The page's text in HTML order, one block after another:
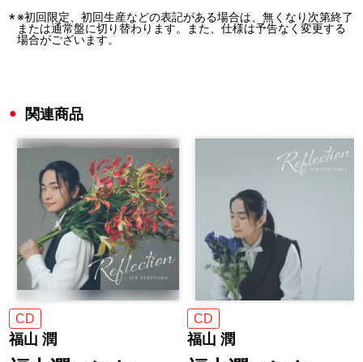
※初回限定、初回生産などの表記がある場合は、無くなり次第終了
または通常盤に切り替わります。また、仕様は予告なく変更する
場合がございます。
関連商品
CD
福山 潤
CD
福山 潤